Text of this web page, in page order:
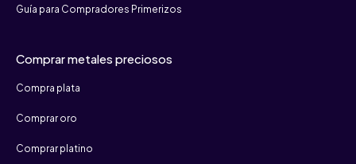
Guía para Compradores Primerizos
Comprar metales preciosos
Compra plata
Comprar oro
Comprar platino